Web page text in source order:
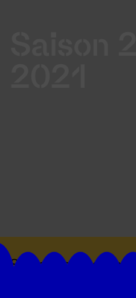
Suivez toutes les